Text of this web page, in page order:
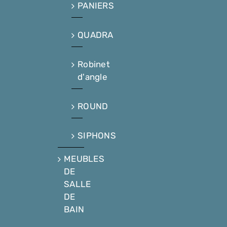
PANIERS
QUADRA
Robinet
d'angle
ROUND
SIPHONS
MEUBLES
DE
SALLE
DE
BAIN